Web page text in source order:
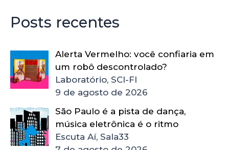
Posts recentes
Alerta Vermelho: você confiaria em
um robô descontrolado?
Laboratório, SCI-FI
9 de agosto de 2026
São Paulo é a pista de dança,
música eletrônica é o ritmo
Escuta Aí, Sala33